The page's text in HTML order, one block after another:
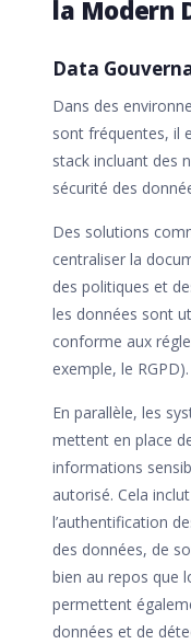
la Modern
Data
Dans des
sont fréquentes, il
stack incluant des
sécurité des
Des solutions
centraliser la
des politiques et
les données sont
conforme aux
exemple, le RGPD).
En parallèle, les
mettent en place
informations
autorisé. Cela
l’authentification
des données, de
bien au repos que
permettent
données et de